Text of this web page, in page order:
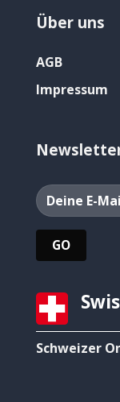
Über uns
AGB
Impressum
Schweizer